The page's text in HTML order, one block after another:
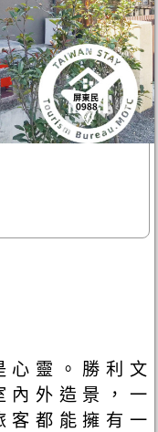
心靈。勝利文
內外造景，一
客都能擁有一